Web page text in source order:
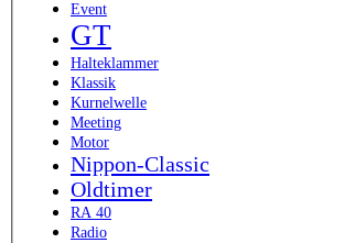
Event
GT
Halteklammer
Klassik
Kurnelwelle
Meeting
Motor
Nippon-Classic
Oldtimer
RA 40
Radio